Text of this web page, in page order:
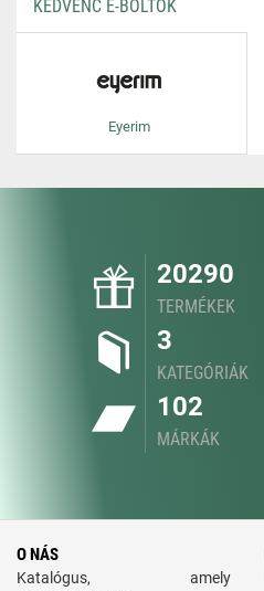
KEDVENC E-BOLTOK
Eyerim
20290
TERMÉKEK
3
KATEGÓRIÁK
102
MÁRKÁK
O NÁS
Katalógus, amely